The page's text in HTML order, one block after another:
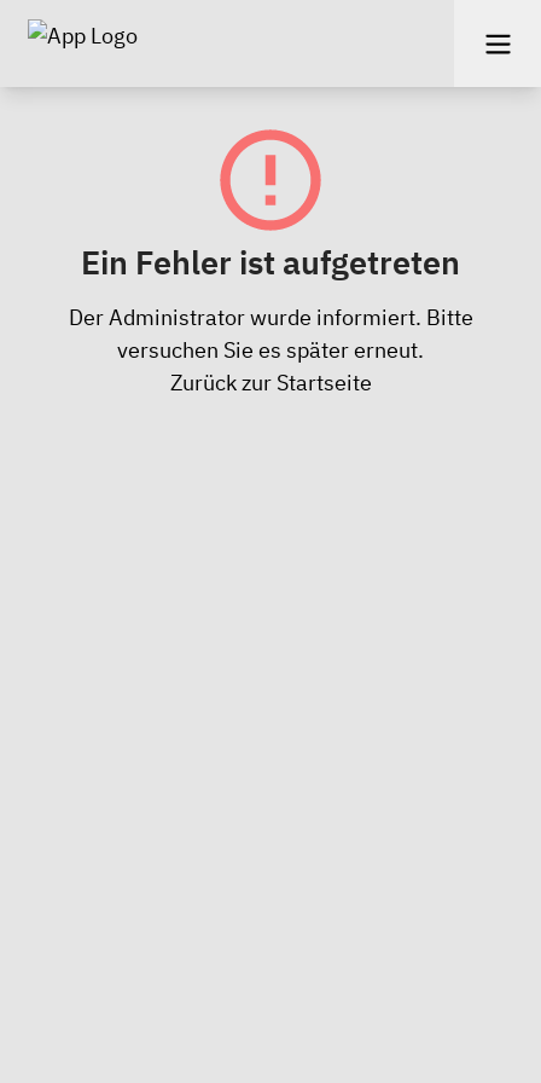
Ein Fehler ist aufgetreten
Der Administrator wurde informiert. Bitte
versuchen Sie es später erneut.
Zurück zur Startseite